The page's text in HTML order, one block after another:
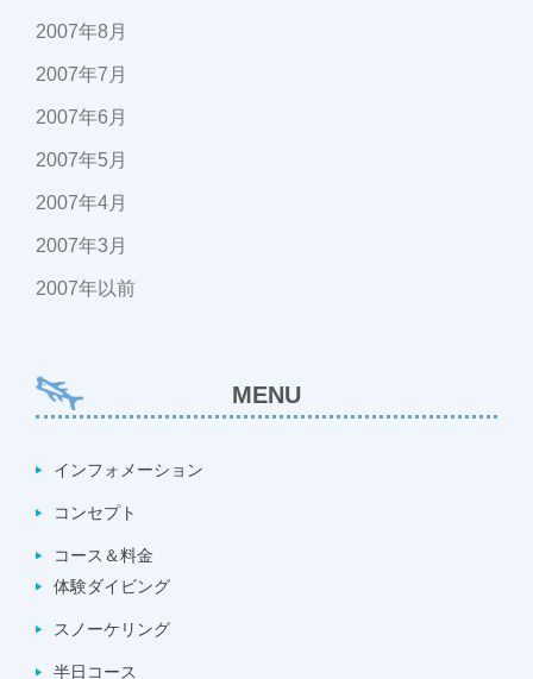
2007年8月
2007年7月
2007年6月
2007年5月
2007年4月
2007年3月
2007年以前
MENU
インフォメーション
コンセプト
コース＆料金
体験ダイビング
スノーケリング
半日コース